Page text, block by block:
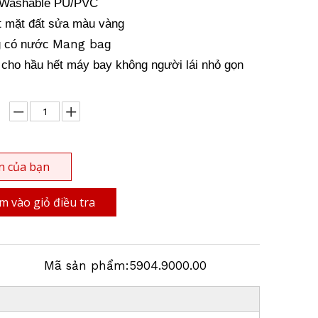
PU/PVC
mặt đất sửa màu vàng
có nước Mang bag
hầu hết máy bay không người lái nhỏ gọn
của bạn
vào giỏ điều tra
Mã sản phẩm:5904.9000.00